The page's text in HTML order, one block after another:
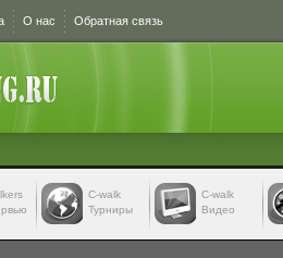
О нас Обратная связь
С-walk
Турниры
С-walk
Видео